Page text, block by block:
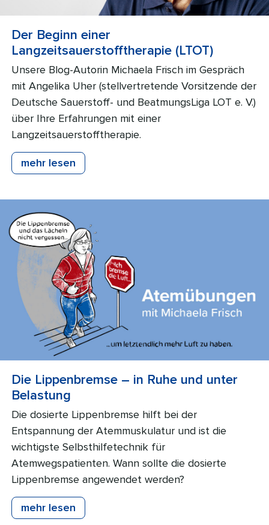
Der Beginn einer
Langzeitsauerstofftherapie (LTOT)
Unsere Blog-Autorin Michaela Frisch im Gespräch
mit Angelika Uher (stellvertretende Vorsitzende der
Deutsche Sauerstoff- und BeatmungsLiga LOT e. V.)
über Ihre Erfahrungen mit einer
Langzeitsauerstofftherapie.
mehr lesen
Die Lippenbremse – in Ruhe und unter
Belastung
Die dosierte Lippenbremse hilft bei der
Entspannung der Atemmuskulatur und ist die
wichtigste Selbsthilfetechnik für
Atemwegspatienten. Wann sollte die dosierte
Lippenbremse angewendet werden?
mehr lesen